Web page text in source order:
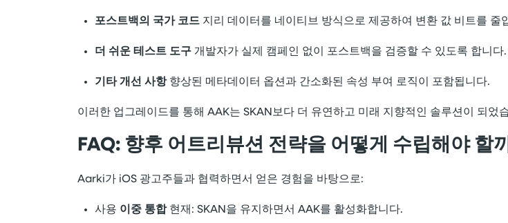
포스트백의 국가 코드 지리 데이터를 네이티브 방식으로 제공하여 변환 값 비트를 줄
더 쉬운 테스트 도구 개발자가 실제 캠페인 없이 포스트백을 검증할 수 있도록 합니다.
기타 개선 사항향상된 메타데이터 옵션과 간소화된 속성 부여 로직이 포함됩니다.
이러한 업그레이드를 통해 AAK는 SKAN보다 더 유연하고 미래 지향적인 솔루션이 되었
FAQ: 향후 어트리뷰션 전략을 어떻게 수립해야 할
Aarki가 iOS 광고주들과 협력하면서 얻은 경험을 바탕으로:
사용 이중 통합현재: SKAN을 유지하면서 AAK를 활성화합니다.